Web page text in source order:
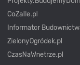
CoZaIle.pl
Informator
ZielonyOgródek.pl
CzasNaWnetrze.pl